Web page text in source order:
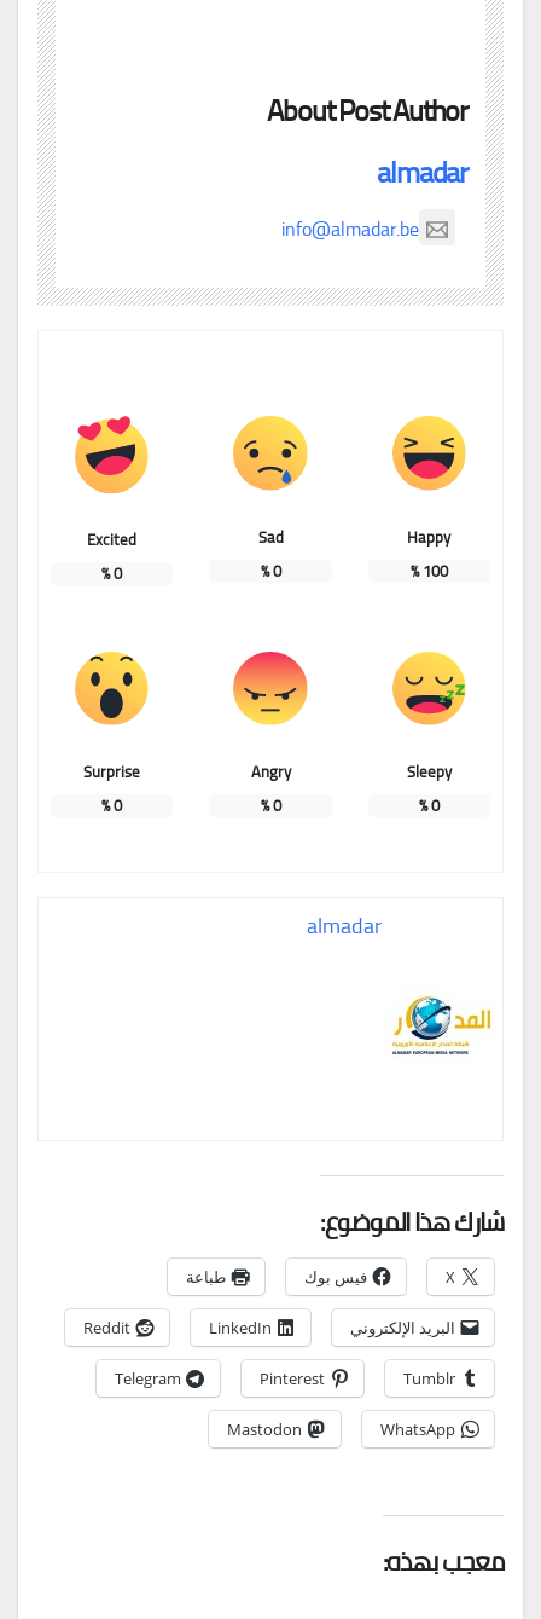
About Post Author
almadar
info@almadar.be
Happy
100
%
Sad
0
%
Excited
0
%
Sleepy
0
%
Angry
0
%
Surprise
0
%
almadar
شارك هذا الموضوع:
X فيس بوك طباعة
البريد الإلكتروني LinkedIn
Reddit
Tumblr
Pinterest
Telegram
WhatsApp
Mastodon
معجب بهذه: